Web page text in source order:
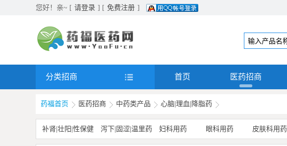
您好！亲~ [ 请登录 ] [ 免费注册 ]
分类招商 首页 医药招商
药福首页 医药招商 中药类产品 心脑|理血|降脂药
补肾|壮阳|性保健 泻下|固涩|温里药 妇科用药 眼科用药 皮肤科用药